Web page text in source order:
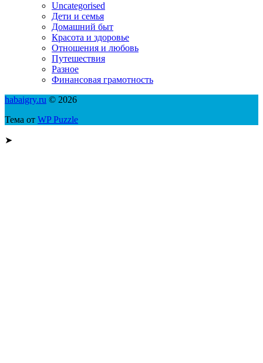
Uncategorised
Дети и семья
Домашний быт
Красота и здоровье
Отношения и любовь
Путешествия
Разное
Финансовая грамотность
habaigry.ru © 2026
Тема от WP Puzzle
➤